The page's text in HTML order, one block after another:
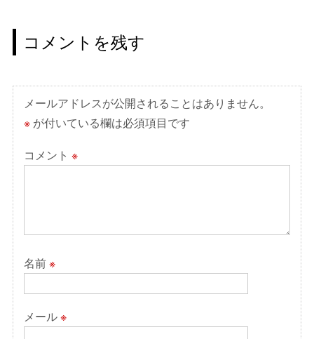
ゲ
ー
シ
ョ
ン
コメントを残す
メールアドレスが公開されることはありません。
※が付いている欄は必須項目です
コメント ※
名前※
メール※